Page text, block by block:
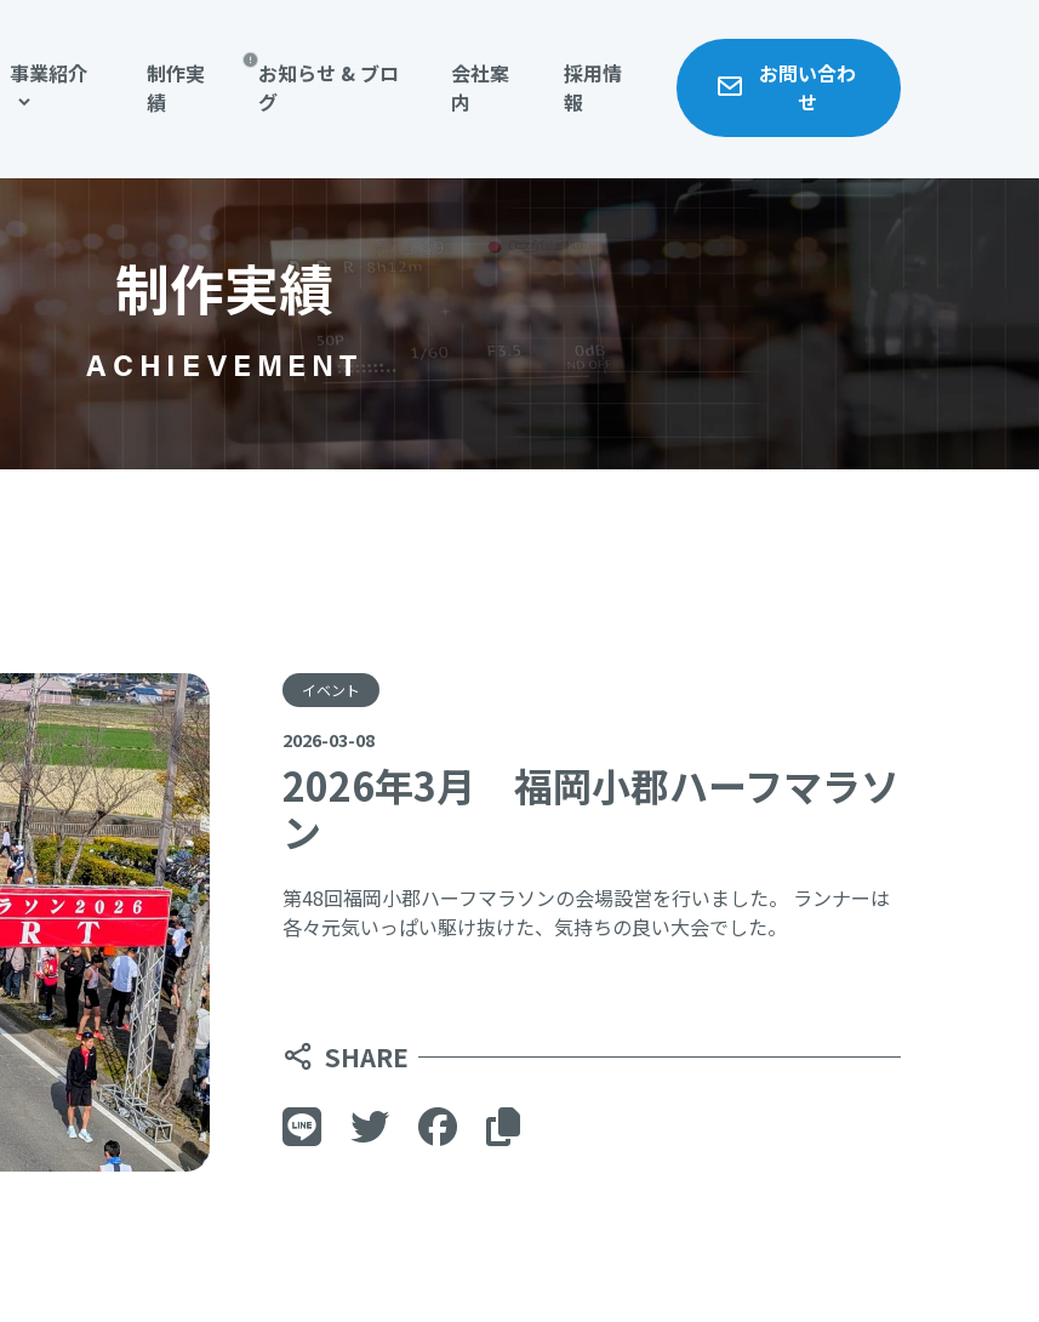
事業紹介
制作実
績
お知らせ & ブロ
グ
会社案
内
採用情
報
お問い合わ
せ
制作実績
ACHIEVEMENT
イベント
2026-03-08
2026年3月 福岡小郡ハーフマラソ
ン
第48回福岡小郡ハーフマラソンの会場設営を行いました。 ランナーは
各々元気いっぱい駆け抜けた、気持ちの良い大会でした。
SHARE